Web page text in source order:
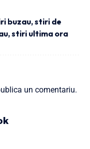
buzau,stiri de
,stiri ultima ora
un comentariu.